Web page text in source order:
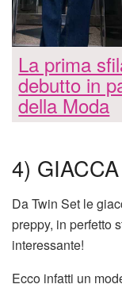
La prima
debutto in
della Moda
4)
Da Twin Set le
preppy, in perfetto
interessante!
Ecco infatti un